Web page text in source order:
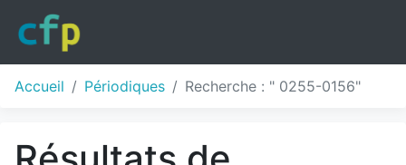
Accueil Périodiques Recherche : " 0255-0156"